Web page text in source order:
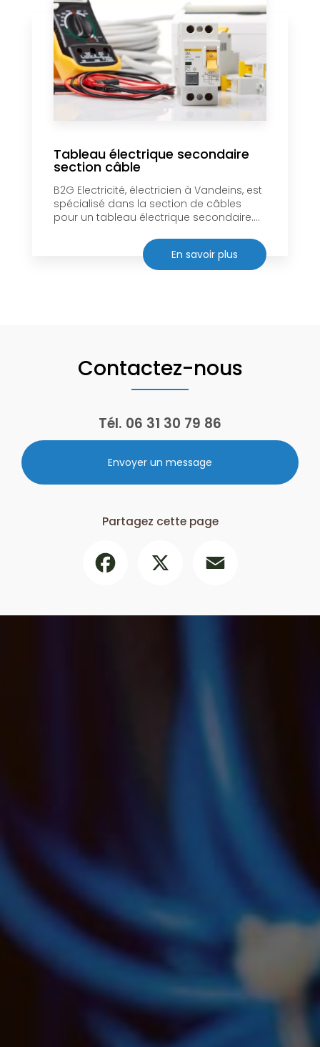
Tableau électrique secondaire
section câble
B2G Electricité, électricien à Vandeins, est
spécialisé dans la section de câbles
pour un tableau électrique secondaire....
En savoir plus
Contactez-nous
Tél. 06 31 30 79 86
Envoyer un message
Partagez cette page